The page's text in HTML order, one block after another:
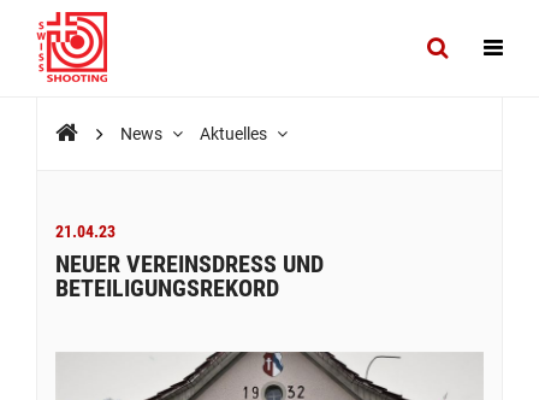
News Aktuelles
21.04.23
NEUER VEREINSDRESS UND
BETEILIGUNGSREKORD